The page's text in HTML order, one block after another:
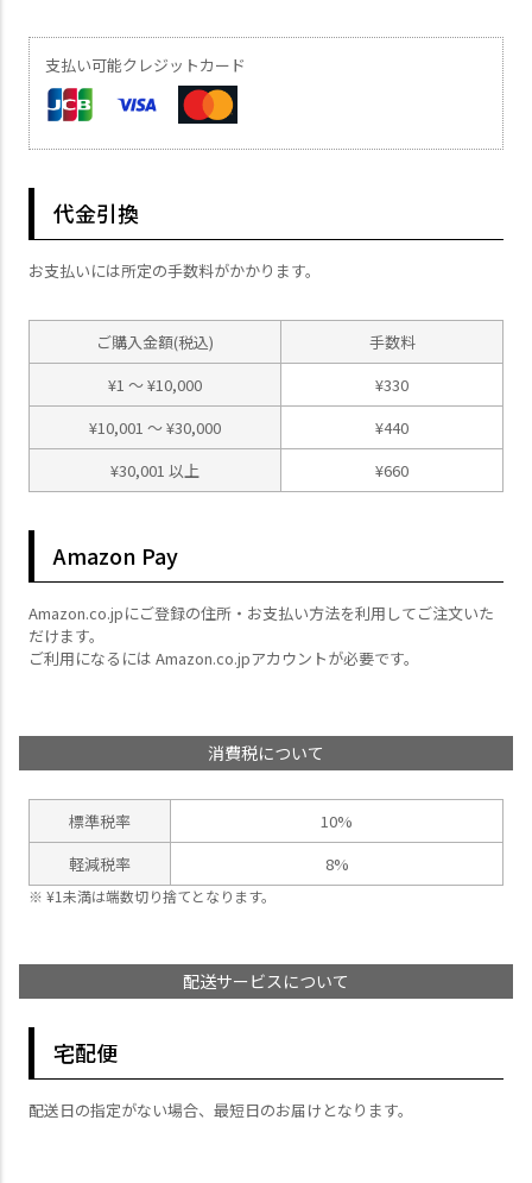
支払い可能クレジットカード
代金引換
お支払いには所定の手数料がかかります。
ご購入金額(税込)
手数料
¥1 ～¥10,000 ¥330
¥10,001 ～¥30,000 ¥440
¥30,001 以上 ¥660
Amazon Pay
Amazon.co.jpにご登録の住所・お支払い方法を利用してご注文いた
だけます。
ご利用になるには Amazon.co.jpアカウントが必要です。
消費税について
標準税率
10%
軽減税率
8%
¥1未満は端数切り捨てとなります。
配送サービスについて
宅配便
配送日の指定がない場合、最短日のお届けとなります。